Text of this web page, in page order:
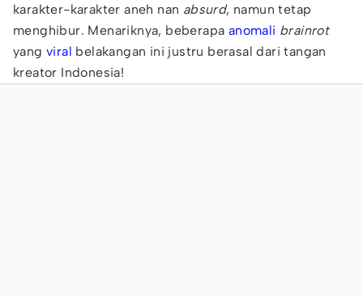
karakter-karakter aneh nan absurd, namun tetap
menghibur. Menariknya, beberapa anomali brainrot
yang viral belakangan ini justru berasal dari tangan
kreator Indonesia!